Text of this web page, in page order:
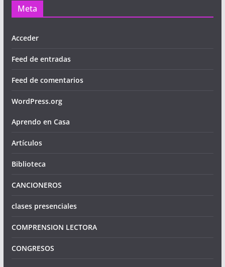
Meta
Acceder
Feed de entradas
Feed de comentarios
WordPress.org
Aprendo en Casa
Artículos
Biblioteca
CANCIONEROS
clases presenciales
COMPRENSION LECTORA
CONGRESOS